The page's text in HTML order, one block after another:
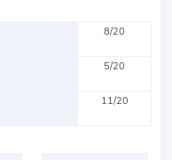
8/20
5/20
11/20